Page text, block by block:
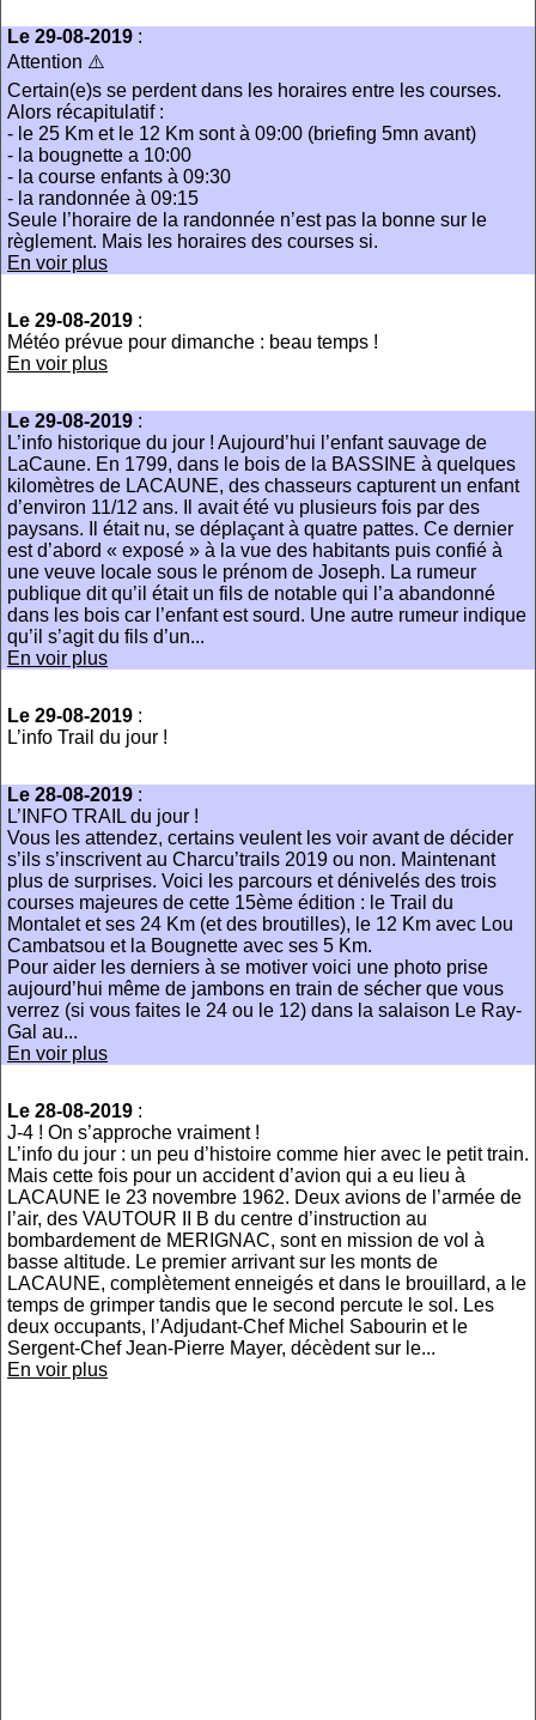
Le 29-08-2019 :
Attention ⚠️
Certain(e)s se perdent dans les horaires entre les courses.
Alors récapitulatif :
- le 25 Km et le 12 Km sont à 09:00 (briefing 5mn avant)
- la bougnette a 10:00
- la course enfants à 09:30
- la randonnée à 09:15
Seule l’horaire de la randonnée n’est pas la bonne sur le
règlement. Mais les horaires des courses si.
En voir plus
Le 29-08-2019 :
Météo prévue pour dimanche : beau temps !
En voir plus
Le 29-08-2019 :
L’info historique du jour ! Aujourd’hui l’enfant sauvage de
LaCaune. En 1799, dans le bois de la BASSINE à quelques
kilomètres de LACAUNE, des chasseurs capturent un enfant
d’environ 11/12 ans. Il avait été vu plusieurs fois par des
paysans. Il était nu, se déplaçant à quatre pattes. Ce dernier
est d’abord « exposé » à la vue des habitants puis confié à
une veuve locale sous le prénom de Joseph. La rumeur
publique dit qu’il était un fils de notable qui l’a abandonné
dans les bois car l’enfant est sourd. Une autre rumeur indique
qu’il s’agit du fils d’un...
En voir plus
Le 29-08-2019 :
L’info Trail du jour !
Le 28-08-2019 :
L’INFO TRAIL du jour !
Vous les attendez, certains veulent les voir avant de décider
s’ils s’inscrivent au Charcu’trails 2019 ou non. Maintenant
plus de surprises. Voici les parcours et dénivelés des trois
courses majeures de cette 15ème édition : le Trail du
Montalet et ses 24 Km (et des broutilles), le 12 Km avec Lou
Cambatsou et la Bougnette avec ses 5 Km.
Pour aider les derniers à se motiver voici une photo prise
aujourd’hui même de jambons en train de sécher que vous
verrez (si vous faites le 24 ou le 12) dans la salaison Le Ray-
Gal au...
En voir plus
Le 28-08-2019 :
J-4 ! On s’approche vraiment !
L’info du jour : un peu d’histoire comme hier avec le petit train.
Mais cette fois pour un accident d’avion qui a eu lieu à
LACAUNE le 23 novembre 1962. Deux avions de l’armée de
l’air, des VAUTOUR II B du centre d’instruction au
bombardement de MERIGNAC, sont en mission de vol à
basse altitude. Le premier arrivant sur les monts de
LACAUNE, complètement enneigés et dans le brouillard, a le
temps de grimper tandis que le second percute le sol. Les
deux occupants, l’Adjudant-Chef Michel Sabourin et le
Sergent-Chef Jean-Pierre Mayer, décèdent sur le...
En voir plus